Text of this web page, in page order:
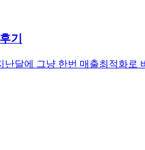
기
달에 그냥 한번 매출최적화로